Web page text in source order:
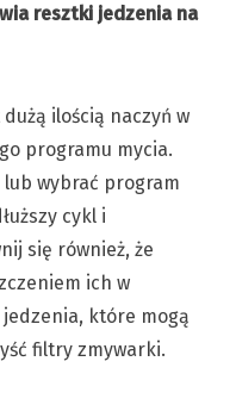
resztki jedzenia na
ilością naczyń w
programu mycia.
wybrać program
cykl i
się również, że
ich w
które mogą
filtry zmywarki.